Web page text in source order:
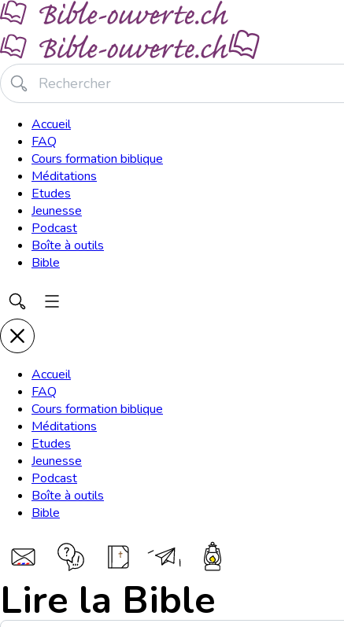
Accueil
FAQ
Cours formation biblique
Méditations
Etudes
Jeunesse
Podcast
Boîte à outils
Bible
Accueil
FAQ
Cours formation biblique
Méditations
Etudes
Jeunesse
Podcast
Boîte à outils
Bible
Lire la Bible